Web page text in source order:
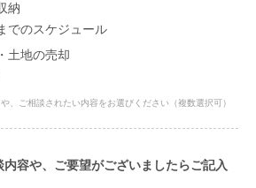
納
でのスケジュール
土地の売却
、ご相談されたい内容をお選びください（複数選択可）
内容や、ご要望がございましたらご記入